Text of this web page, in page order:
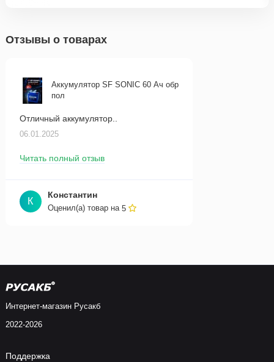
Отзывы о товарах
Аккумулятор SF SONIC 60 Ач обр
пол
Отличный аккумулятор..
06.01.2025
Читать полный отзыв
К
Константин
Оценил(а) товар на5
Интернет-магазин Русакб
2022-2026
Поддержка